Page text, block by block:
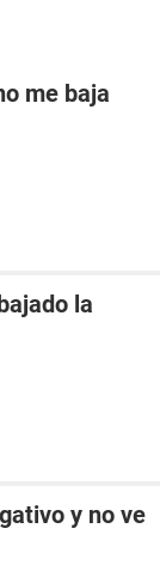
me baja
la
y no ve